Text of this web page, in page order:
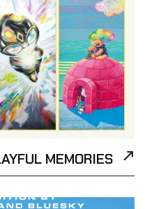
MEMORIES